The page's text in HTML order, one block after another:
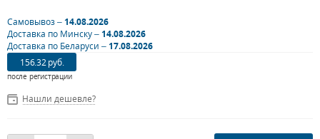
Самовывоз –14.08.2026
Доставка по Минску –14.08.2026
Доставка по Беларуси –17.08.2026
156.32 руб.
после регистрации
Нашли дешевле?